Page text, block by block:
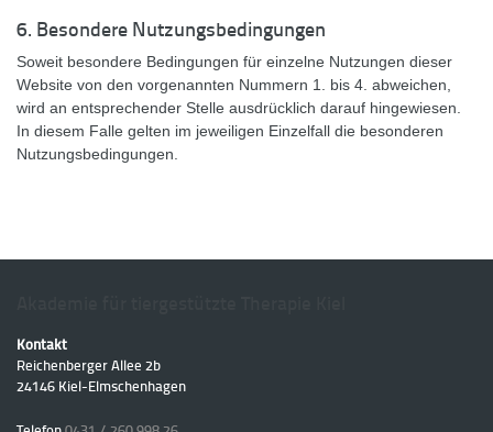
6. Besondere Nutzungsbedingungen
Soweit besondere Bedingungen für einzelne Nutzungen dieser
Website von den vorgenannten Nummern 1. bis 4. abweichen,
wird an entsprechender Stelle ausdrücklich darauf hingewiesen.
In diesem Falle gelten im jeweiligen Einzelfall die besonderen
Nutzungsbedingungen.
Kontakt
Reichenberger Allee 2b
24146 Kiel-Elmschenhagen